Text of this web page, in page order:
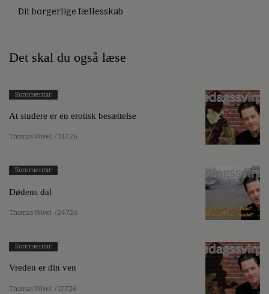
Dit borgerlige fællesskab
Det skal du også læse
Kommentar
At studere er en erotisk besættelse
Thomas Wivel / 31.7.26
Kommentar
Dødens dal
Thomas Wivel / 24.7.26
Kommentar
Vreden er din ven
Thomas Wivel / 17.7.26